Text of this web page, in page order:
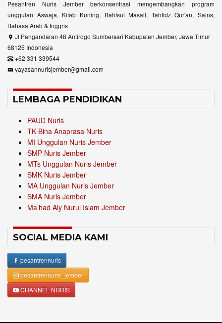
Pesantren Nuris Jember berkonsentrasi mengembangkan program
unggulan Aswaja, Kitab Kuning, Bahtsul Masail, Tahfidz Qur'an, Sains,
Bahasa Arab & Inggris
Jl Pangandaran 48 Antirogo Sumbersari Kabupaten Jember, Jawa Timur
68125 Indonesia
+62 331 339544
yayasannurisjember@gmail.com
LEMBAGA PENDIDIKAN
PAUD Nuris
TK Bina Anaprasa Nuris
MI Unggulan Nuris Jember
SMP Nuris Jember
MTs Unggulan Nuris Jember
SMK Nuris Jember
MA Unggulan Nuris Jember
SMA Nuris Jember
Ma’had Aly Nurul Islam Jember
SOCIAL MEDIA KAMI
pesantrennuris
pesantrennuris_jember
CHANNEL NURIS